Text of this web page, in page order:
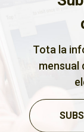
Tota la
mensual